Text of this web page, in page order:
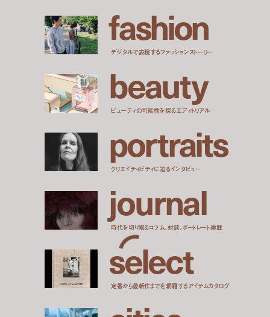
fashion
デジタルで表現するファッションストーリー
beauty
ビューティの可能性を探るエディトリアル
portraits
クリエイティビティに迫るインタビュー
journal
時代を切り取るコラム、対談、ポートレート連載
select
定番から最新作までを網羅するアイテムカタログ